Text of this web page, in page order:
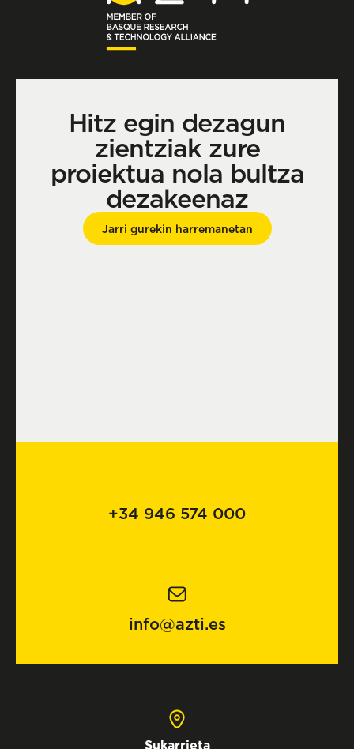
Hitz egin dezagun
zientziak zure
proiektua nola bultza
dezakeenaz
Jarri gurekin harremanetan
+34 946 574 000
info@azti.es
Sukarrieta